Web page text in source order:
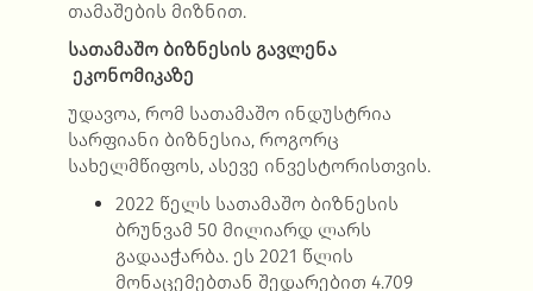
თამაშების მიზნით.
სათამაშო ბიზნესის გავლენა
ეკონომიკაზე
უდავოა, რომ სათამაშო ინდუსტრია
სარფიანი ბიზნესია, როგორც
სახელმწიფოს, ასევე ინვესტორისთვის.
2022 წელს სათამაშო ბიზნესის
ბრუნვამ 50 მილიარდ ლარს
გადააჭარბა. ეს 2021 წლის
მონაცემებთან შედარებით 4.709